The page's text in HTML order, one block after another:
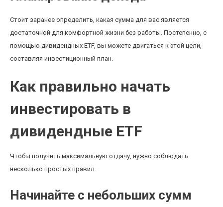
Стоит заранее определить, какая сумма для вас является
достаточной для комфортной жизни без работы. Постепенно, с
помощью дивидендных ETF, вы можете двигаться к этой цели,
составляя инвестиционный план.
Как правильно начать
инвестировать в
дивидендные ETF
Чтобы получить максимальную отдачу, нужно соблюдать
несколько простых правил.
Начинайте с небольших сумм